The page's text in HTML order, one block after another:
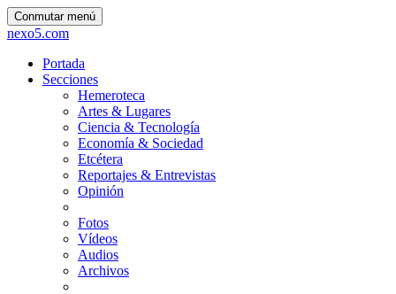
Conmutar menú
nexo5.com
Portada
Secciones
Hemeroteca
Artes & Lugares
Ciencia & Tecnología
Economía & Sociedad
Etcétera
Reportajes & Entrevistas
Opinión
Fotos
Vídeos
Audios
Archivos